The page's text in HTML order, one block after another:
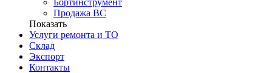
Бортинструмент
Продажа ВС
Показать
Услуги ремонта и ТО
Склад
Экспорт
Контакты